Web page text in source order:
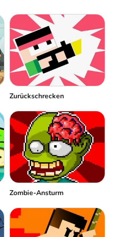
Zurückschrecken
Zombie-Ansturm